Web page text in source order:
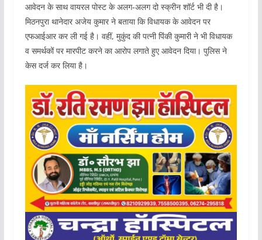
आवेदन के साथ वायरल पोस्ट के अलग-अलग दो स्क्रीन शॉर्ट भी दी है।
मिठनपुरा थानेदार अजेय कुमार ने बताया कि विधायक के आवेदन पर
एफआईआर कर ली गई है। वहीं, मुकुंद की पत्नी पिंकी कुमारी ने भी विधायक
व समर्थकों पर मारपीट करने का आरोप लगाते हुए आवेदन दिया। पुलिस ने
केस दर्ज कर लिया है।